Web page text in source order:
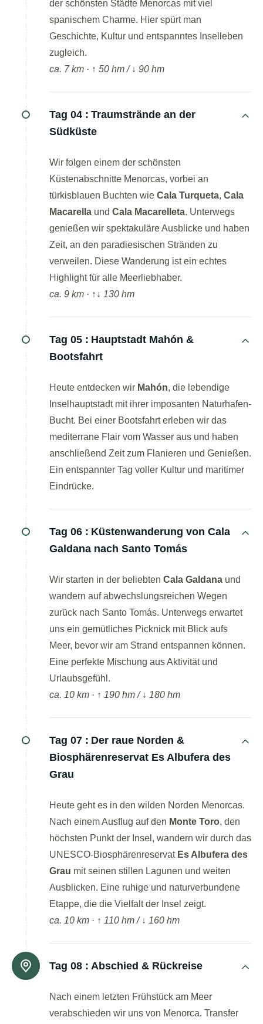
der schönsten Städte Menorcas mit viel
spanischem Charme. Hier spürt man
Geschichte, Kultur und entspanntes Inselleben
zugleich.
ca. 7 km · ↑ 50 hm / ↓ 90 hm
Tag 04 : Traumstrände an der
Südküste
Wir folgen einem der schönsten
Küstenabschnitte Menorcas, vorbei an
türkisblauen Buchten wie Cala Turqueta, Cala
Macarella und Cala Macarelleta. Unterwegs
genießen wir spektakuläre Ausblicke und haben
Zeit, an den paradiesischen Stränden zu
verweilen. Diese Wanderung ist ein echtes
Highlight für alle Meerliebhaber.
ca. 9 km · ↑↓ 130 hm
Tag 05 : Hauptstadt Mahón &
Bootsfahrt
Heute entdecken wir Mahón, die lebendige
Inselhauptstadt mit ihrer imposanten Naturhafen-
Bucht. Bei einer Bootsfahrt erleben wir das
mediterrane Flair vom Wasser aus und haben
anschließend Zeit zum Flanieren und Genießen.
Ein entspannter Tag voller Kultur und maritimer
Eindrücke.
Tag 06 : Küstenwanderung von Cala
Galdana nach Santo Tomás
Wir starten in der beliebten Cala Galdana und
wandern auf abwechslungsreichen Wegen
zurück nach Santo Tomás. Unterwegs erwartet
uns ein gemütliches Picknick mit Blick aufs
Meer, bevor wir am Strand entspannen können.
Eine perfekte Mischung aus Aktivität und
Urlaubsgefühl.
ca. 10 km · ↑ 190 hm / ↓ 180 hm
Tag 07 : Der raue Norden &
Biosphärenreservat Es Albufera des
Grau
Heute geht es in den wilden Norden Menorcas.
Nach einem Ausflug auf den Monte Toro, den
höchsten Punkt der Insel, wandern wir durch das
UNESCO-Biosphärenreservat Es Albufera des
Grau mit seinen stillen Lagunen und weiten
Ausblicken. Eine ruhige und naturverbundene
Etappe, die die Vielfalt der Insel zeigt.
ca. 10 km · ↑ 110 hm / ↓ 160 hm
Tag 08 : Abschied & Rückreise
Nach einem letzten Frühstück am Meer
verabschieden wir uns von Menorca. Transfer